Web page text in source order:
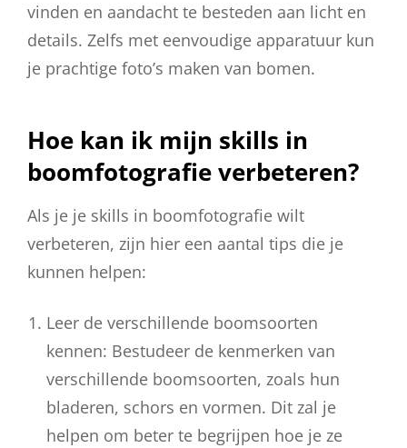
vinden en aandacht te besteden aan licht en
details. Zelfs met eenvoudige apparatuur kun
je prachtige foto’s maken van bomen.
Hoe kan ik mijn skills in
boomfotografie verbeteren?
Als je je skills in boomfotografie wilt
verbeteren, zijn hier een aantal tips die je
kunnen helpen:
Leer de verschillende boomsoorten
kennen: Bestudeer de kenmerken van
verschillende boomsoorten, zoals hun
bladeren, schors en vormen. Dit zal je
helpen om beter te begrijpen hoe je ze